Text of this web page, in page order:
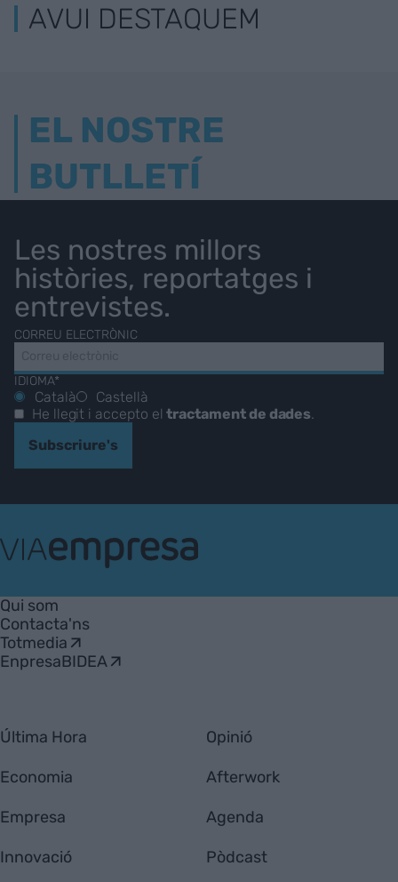
AVUI DESTAQUEM
EL NOSTRE
BUTLLETÍ
Les nostres millors
històries, reportatges i
entrevistes.
CORREU ELECTRÒNIC
IDIOMA*
Català
Castellà
He llegit i accepto eltractament de dades.
Subscriure's
Empresa
Qui som
Contacta'ns
Totmedia
EnpresaBIDEA
Última Hora
Economia
Empresa
Innovació
Opinió
Afterwork
Agenda
Pòdcast